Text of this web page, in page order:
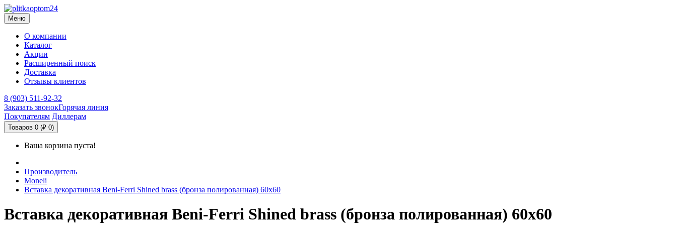
Меню
О компании
Каталог
Акции
Расширенный поиск
Доставка
Отзывы клиентов
8 (903) 511-92-32
Заказать звонокГорячая линия
Покупателям Диллерам
Товаров 0 (₽ 0)
Ваша корзина пуста!
Производитель
Moneli
Вставка декоративная Beni-Ferri Shined brass (бронза полированная) 60х60
Вставка декоративная Beni-Ferri Shined brass (бронза полированная) 60х60